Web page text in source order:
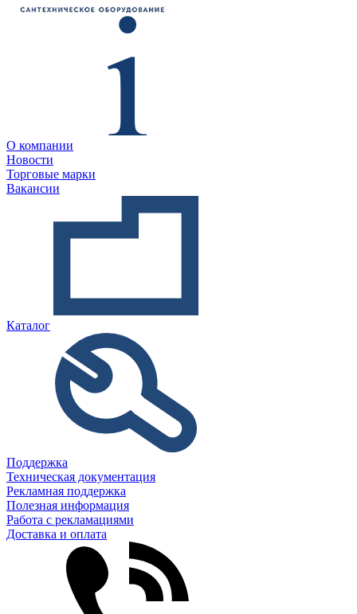
О компании
Новости
Торговые марки
Вакансии
Каталог
Поддержка
Техническая документация
Рекламная поддержка
Полезная информация
Работа с рекламациями
Доставка и оплата